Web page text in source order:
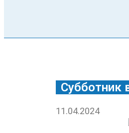
Субботник
11.04.2024